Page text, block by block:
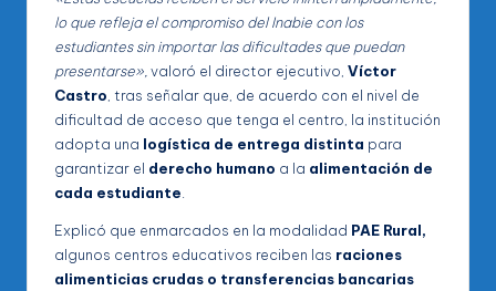
lo que refleja el compromiso del Inabie con los
estudiantes sin importar las dificultades que puedan
presentarse», valoró el director ejecutivo, Víctor
Castro , tras señalar que, de acuerdo con el nivel de
dificultad de acceso que tenga el centro, la institución
adopta una logística de entrega distinta para
garantizar el derecho humano a la alimentación de
cada estudiante
Explicó que enmarcados en la modalidad PAE Rural,
algunos centros educativos reciben las raciones
alimenticias crudas o transferencias bancarias